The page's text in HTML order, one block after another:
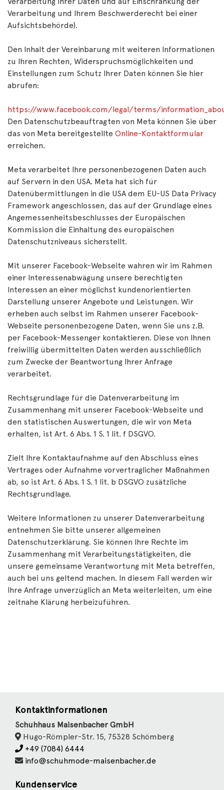
Verarbeitung und Ihrem Beschwerderecht bei einer
Aufsichtsbehörde).
Den Inhalt der Vereinbarung mit weiteren Informationen
zu Ihren Rechten, Widerspruchsmöglichkeiten und
Einstellungen zum Schutz Ihrer Daten können Sie hier
abrufen:
https://www.facebook.com/legal/terms/
Den Datenschutzbeauftragten von Meta können Sie über
das von Meta bereitgestellte Online-Kontaktformular
erreichen.
Meta verarbeitet Ihre personenbezogenen Daten auch
auf Servern in den USA. Meta hat sich für
Datenübermittlungen in die USA dem EU-US Data Privacy
Framework angeschlossen, das auf der Grundlage eines
Angemessenheitsbeschlusses der Europäischen
Kommission die Einhaltung des europäischen
Datenschutzniveaus sicherstellt.
Mit unserer Facebook-Webseite wahren wir im Rahmen
einer Interessenabwägung unsere berechtigten
Interessen an einer möglichst kundenorientierten
Darstellung unserer Angebote und Leistungen. Wir
erheben auch selbst im Rahmen unserer Facebook-
Webseite personenbezogene Daten, wenn Sie uns z.B.
per Facebook-Messenger kontaktieren. Diese von Ihnen
freiwillig übermittelten Daten werden ausschließlich
zum Zwecke der Beantwortung Ihrer Anfrage
verarbeitet.
Rechtsgrundlage für die Datenverarbeitung im
Zusammenhang mit unserer Facebook-Webseite und
den statistischen Auswertungen, die wir von Meta
erhalten, ist Art. 6 Abs. 1 S. 1 lit. f DSGVO.
Zielt Ihre Kontaktaufnahme auf den Abschluss eines
Vertrages oder Aufnahme vorvertraglicher Maßnahmen
ab, so ist Art. 6 Abs. 1 S. 1 lit. b DSGVO zusätzliche
Rechtsgrundlage.
Weitere Informationen zu unserer Datenverarbeitung
entnehmen Sie bitte unserer allgemeinen
Datenschutzerklärung. Sie können Ihre Rechte im
Zusammenhang mit Verarbeitungstätigkeiten, die
unsere gemeinsame Verantwortung mit Meta betreffen,
auch bei uns geltend machen. In diesem Fall werden wir
Ihre Anfrage unverzüglich an Meta weiterleiten, um eine
zeitnahe Klärung herbeizuführen.
Kontaktinformationen
Schuhhaus Maisenbacher GmbH
Hugo-Römpler-Str. 15, 75328 Schömberg
+49 (7084) 6444
info@schuhmode-maisenbacher.de
Kundenservice